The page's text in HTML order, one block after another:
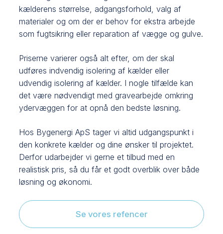
kælderens størrelse, adgangsforhold, valg af
materialer og om der er behov for ekstra arbejde
som fugtsikring eller reparation af vægge og gulve.
Priserne varierer også alt efter, om der skal
udføres indvendig isolering af kælder eller
udvendig isolering af kælder. I nogle tilfælde kan
det være nødvendigt med gravearbejde omkring
ydervæggen for at opnå den bedste løsning.
Hos Bygenergi ApS tager vi altid udgangspunkt i
den konkrete kælder og dine ønsker til projektet.
Derfor udarbejder vi gerne et tilbud med en
realistisk pris, så du får et godt overblik over både
løsning og økonomi.
Se vores refencer